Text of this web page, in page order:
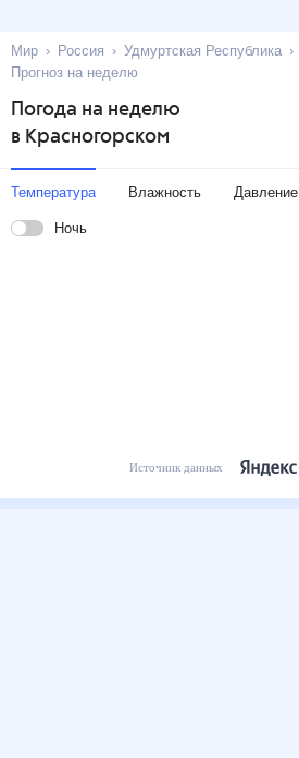
Мир Россия Удмуртская Республика
Прогноз на неделю
Погода на неделю
в Красногорском
Температура Влажность Давление
Ночь
Источник данных